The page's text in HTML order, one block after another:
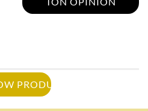
PRODUCT